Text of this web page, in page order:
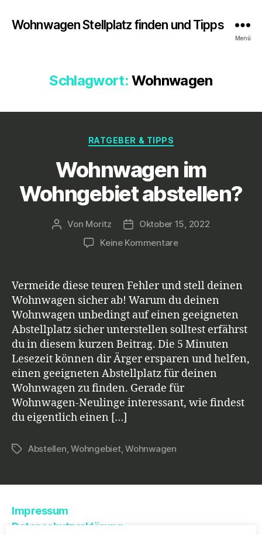
Wohnwagen Stellplatz finden und Tipps
Menü
Schlagwort: Wohnwagen
Kategorien
RATGEBER & TIPPS
Wohnwagen im
Wohngebiet abstellen?
Beitragsautor
Von Moritz Veröffentlichungsdatum
Oktober 15, 2022
Keine Kommentarezu
Wohngebiet
abstellen?
Vermeide diese teuren Fehler und stell deinen
Wohnwagen sicher ab! Warum du deinen
Wohnwagen unbedingt auf einen geeigneten
Abstellplatz sicher unterstellen solltest erfährst
du in diesem kurzen Beitrag. Die 5 Minuten
Lesezeit können dir Ärger ersparen und helfen,
einen geeigneten Abstellplatz für deinen
Wohnwagen zu finden. Gerade für
Wohnwagen-Neulinge interessant, wie findest
du eigentlich einen […]
Schlagwörter
Abstellen ,Wohngebiet,Wohnwagen
Impressum
Datenschutzerklärung